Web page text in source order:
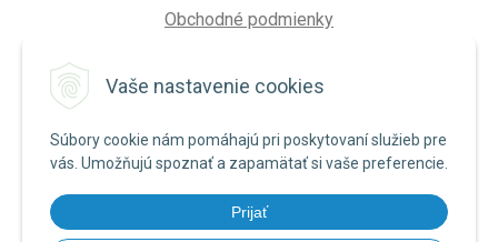
Vaše nastavenie cookies
Súbory cookie nám pomáhajú pri poskytovaní služieb pre
vás. Umožňujú spoznať a zapamätať si vaše preferencie.
Prijať
Obchodné podmienky
Reklamačné podmienky
NA STIAHNUTIE
Formulár na odstúpenie od zmluvy
Poučenie o uplatnení práva na odstúpenie od zmluvy